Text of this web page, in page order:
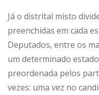
Já o distrital misto
preenchidas em cada
Deputados, entre os
um determinado
preordenada pelos
vezes: uma vez no